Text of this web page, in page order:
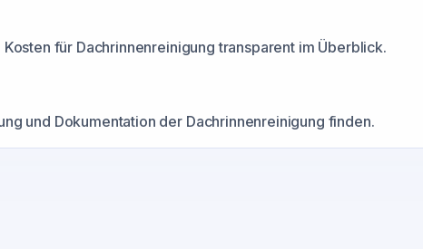
für Dachrinnenreinigung transparent im Überblick.
und Dokumentation der Dachrinnenreinigung finden.